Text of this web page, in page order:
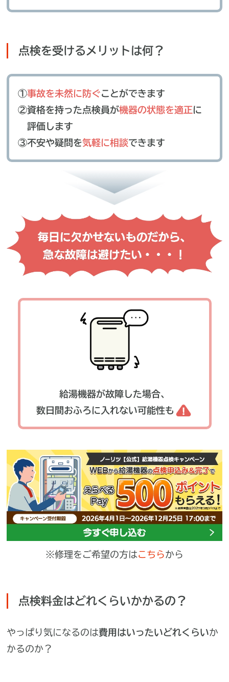
点検を受けるメリットは何？
①事故を未然に防ぐことができます
②資格を持った点検員が機器の状態を適正に
評価します
③不安や疑問を気軽に相談できます
給湯機器が故障した場合、
数日間おふろに入れない可能性も
※修理をご希望の方はこちらから
点検料金はどれくらいかかるの？
やっぱり気になるのは費用はいったいどれくらいか
かるのか？